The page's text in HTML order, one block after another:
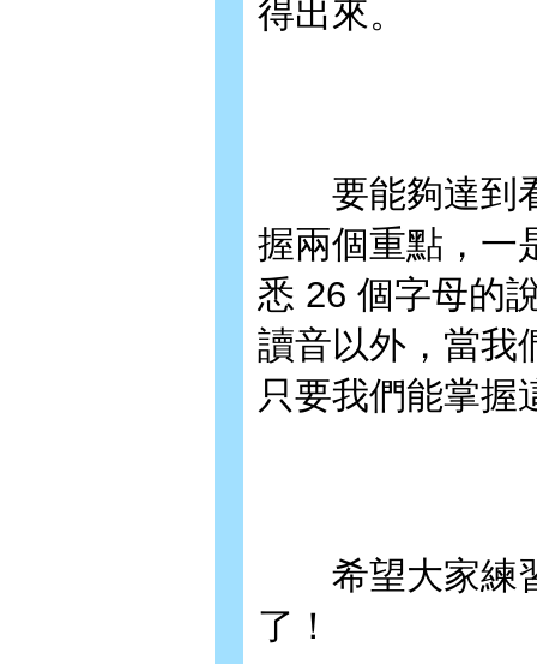
得出來。
要能夠達到看
握兩個重點，一
悉 26 個字母的
讀音以外，當我
只要我們能掌握
希望大家練習
了！